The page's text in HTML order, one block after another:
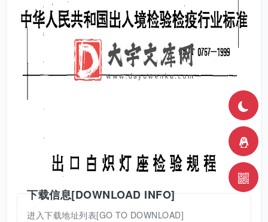
下载信息[DOWNLOAD INFO]
进入下载地址列表[GO TO DOWNLOAD]